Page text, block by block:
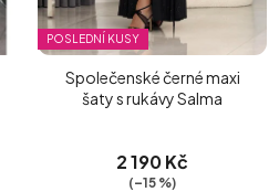
POSLEDNÍ KUSY
Společenské černé maxi
šaty s rukávy Salma
2 190 Kč
(–15 %)